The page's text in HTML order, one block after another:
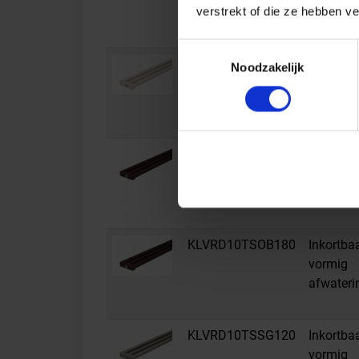
verstrekt of die ze hebben
Noodzakelijk
KLVRD10TSI180
KLVRD10TSOB180
vormig
KLVRD10TSSG120
vormig